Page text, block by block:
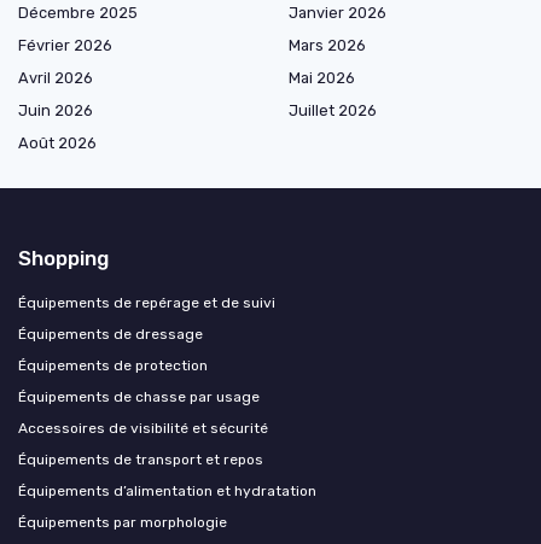
Décembre 2025
Janvier 2026
Février 2026
Mars 2026
Avril 2026
Mai 2026
Juin 2026
Juillet 2026
Août 2026
Shopping
Équipements de repérage et de suivi
Équipements de dressage
Équipements de protection
Équipements de chasse par usage
Accessoires de visibilité et sécurité
Équipements de transport et repos
Équipements d’alimentation et hydratation
Équipements par morphologie